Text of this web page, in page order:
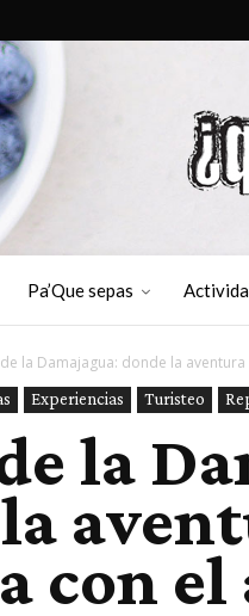
Pa’Que sepas
la Damajagua: donde la
Experiencias Turisteo
la
con